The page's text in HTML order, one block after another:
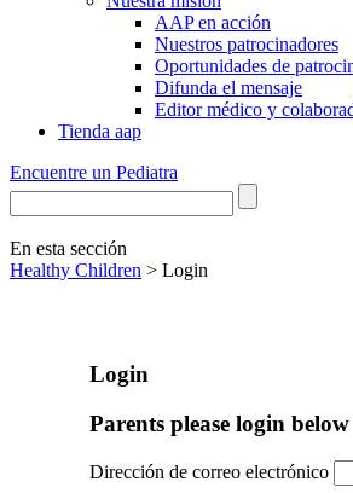
AAP en acción
Nuestros patrocinadores
Oportunidades de
Difunda el mensaje
Editor médico y
Tienda aap
Encuentre un Pediatra
En esta sección
Healthy Children > Login
Login
Parents please login below
Dirección de correo electrónico